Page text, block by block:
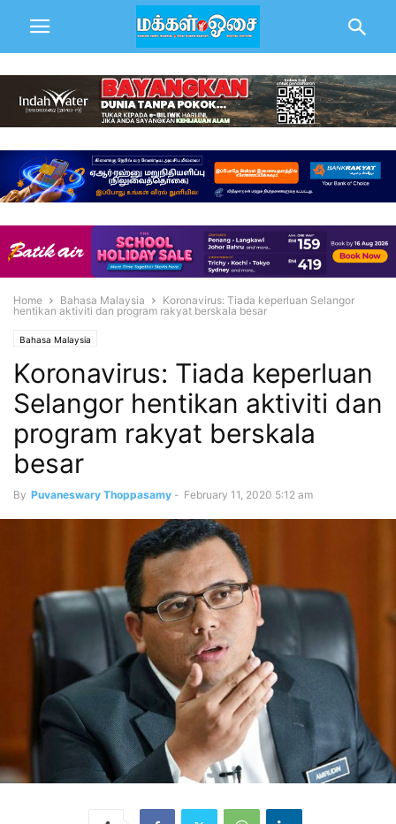
Home Bahasa Malaysia
Koronavirus: Tiada keperluan Selangor
hentikan aktiviti dan program rakyat berskala besar
Bahasa Malaysia
Koronavirus: Tiada keperluan
Selangor hentikan aktiviti dan
program rakyat berskala
besar
By Puvaneswary Thoppasamy - February 11, 2020 5:12 am